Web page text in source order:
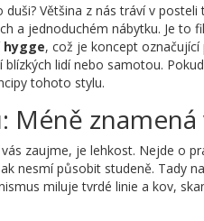
Většina z nás tráví v
a jednoduchém nábytku. Je to
hygge, což je koncept
lidí nebo samotou.
tohoto stylu.
Méně znamená
zaujme, je lehkost. Nejde o
nesmí působit studeně. Tady
miluje tvrdé linie a kov,